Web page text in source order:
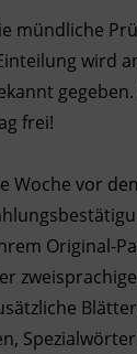
mündliche
wird
gegeben.
frei!
Woche vor
Original-